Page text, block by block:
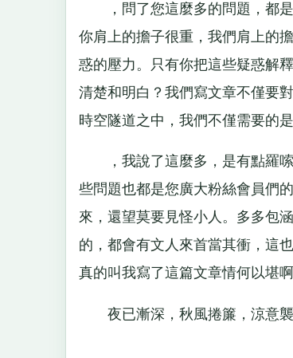
，問了您這麼多的問題，都是
你肩上的擔子很重，我們肩上的
惑的壓力。只有你把這些疑惑解
清楚和明白？我們寫文章不僅要
時空隧道之中，我們不僅需要的
，我說了這麼多，是有點羅嗦
些問題也都是您廣大粉絲會員們
來，還望莫要見怪小人。多多包
的，都會有文人來首當其衝，這
真的叫我寫了這篇文章情何以堪
夜已漸深，秋風捲簾，涼意襲